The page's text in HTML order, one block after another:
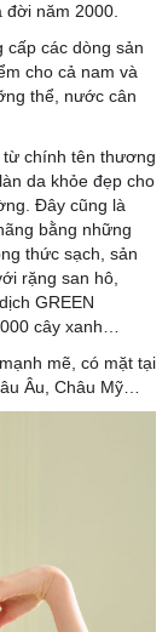
năm 2000.
cấp các dòng sản
cho cả nam và
thể, nước cân
chính tên thương
da khỏe đẹp cho
Đây cũng là
bằng những
thức sạch, sản
rặng san hô,
GREEN
cây xanh…
mẽ, có mặt tại
Âu, Châu Mỹ…